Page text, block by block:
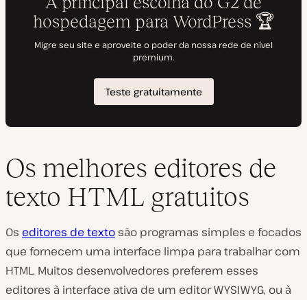
Os melhores editores de
texto HTML gratuitos
Os editores de texto são programas simples e focados
que fornecem uma interface limpa para trabalhar com
HTML. Muitos desenvolvedores preferem esses
editores à interface ativa de um editor WYSIWYG, ou à